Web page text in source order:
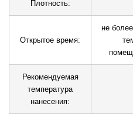
Плотность:
Открытое время:
не
Рекомендуемая
температура
нанесения: